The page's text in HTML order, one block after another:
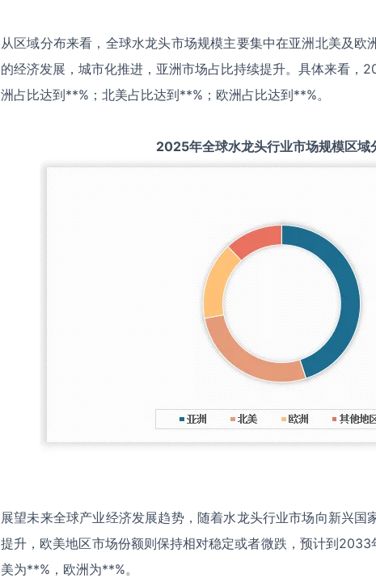
从区域分布来看，全球水龙头市场规模主要集中在亚洲北美及欧
的经济发展，城市化推进，亚洲市场占比持续提升。具体来看，
洲占比达到**%；北美占比达到**%；欧洲占比达到**%。
2025年全球水龙头行业市场规模区域
展望未来全球产业经济发展趋势，随着水龙头行业市场向新兴国
提升，欧美地区市场份额则保持相对稳定或者微跌，预计到
美为**%，欧洲为**%。